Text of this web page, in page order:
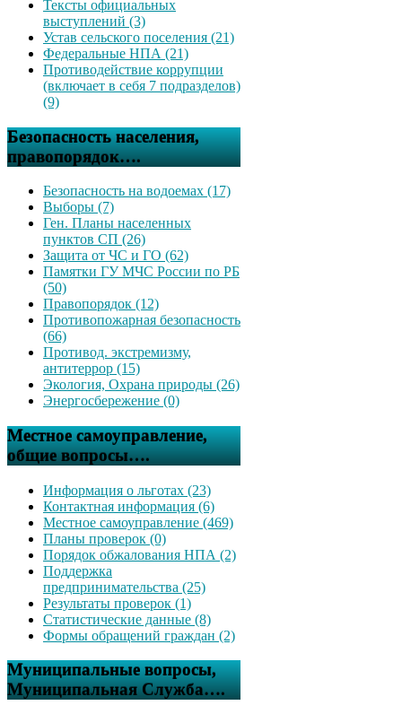
Тексты официальных
выступлений (3)
Устав сельского поселения (21)
Федеральные НПА (21)
Противодействие коррупции
(включает в себя 7 подразделов)
(9)
Безопасность населения,
правопорядок….
Безопасность на водоемах (17)
Выборы (7)
Ген. Планы населенных
пунктов СП (26)
Защита от ЧС и ГО (62)
Памятки ГУ МЧС России по РБ
(50)
Правопорядок (12)
Противопожарная безопасность
(66)
Противод. экстремизму,
антитеррор (15)
Экология, Охрана природы (26)
Энергосбережение (0)
Местное самоуправление,
общие вопросы….
Информация о льготах (23)
Контактная информация (6)
Местное самоуправление (469)
Планы проверок (0)
Порядок обжалования НПА (2)
Поддержка
предпринимательства (25)
Результаты проверок (1)
Статистические данные (8)
Формы обращений граждан (2)
Муниципальные вопросы,
Муниципальная Служба….